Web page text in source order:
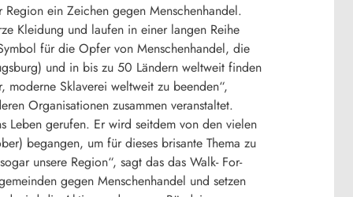
ein Zeichen gegen Menschenhandel.
Kleidung und laufen in einer langen Reihe
für die Opfer von Menschenhandel, die
und in bis zu 50 Ländern weltweit finden
Sklaverei weltweit zu beenden“,
Organisationen zusammen veranstaltet.
Leben gerufen. Er wird seitdem von den vielen
begangen, um für dieses brisante Thema zu
unsere Region“, sagt das das Walk- For-
gegen Menschenhandel und setzen